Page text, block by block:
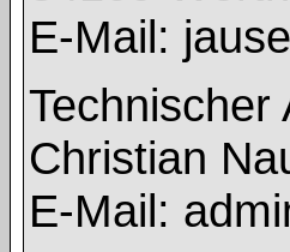
E-Mail:
Technischer
Christian
E-Mail: